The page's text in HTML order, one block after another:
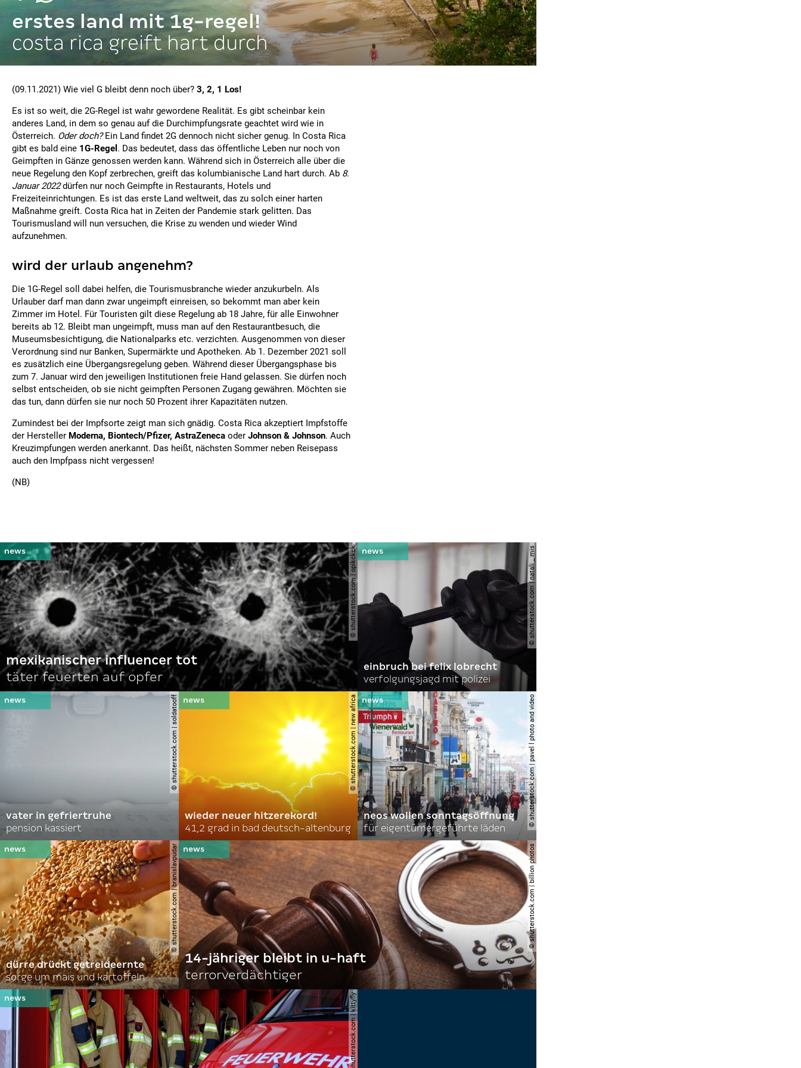
erstes land mit 1g-regel!
costa rica greift hart durch
(09.11.2021) Wie viel G bleibt denn noch über? 3, 2, 1 Los!
Es ist so weit, die 2G-Regel ist wahr gewordene Realität. Es gibt scheinbar kein
anderes Land, in dem so genau auf die Durchimpfungsrate geachtet wird wie in
Österreich. Oder doch?Ein Land findet 2G dennoch nicht sicher genug. In Costa Rica
gibt es bald eine 1G-Regel . Das bedeutet, dass das öffentliche Leben nur noch von
Geimpften in Gänze genossen werden kann. Während sich in Österreich alle über die
neue Regelung den Kopf zerbrechen, greift das kolumbianische Land hart durch. Ab 8.
Januar 2022dürfen nur noch Geimpfte in Restaurants, Hotels und
Freizeiteinrichtungen. Es ist das erste Land weltweit, das zu solch einer harten
Maßnahme greift. Costa Rica hat in Zeiten der Pandemie stark gelitten. Das
Tourismusland will nun versuchen, die Krise zu wenden und wieder Wind
aufzunehmen.
wird der urlaub angenehm?
Die 1G-Regel soll dabei helfen, die Tourismusbranche wieder anzukurbeln. Als
Urlauber darf man dann zwar ungeimpft einreisen, so bekommt man aber kein
Zimmer im Hotel. Für Touristen gilt diese Regelung ab 18 Jahre, für alle Einwohner
bereits ab 12. Bleibt man ungeimpft, muss man auf den Restaurantbesuch, die
Museumsbesichtigung, die Nationalparks etc. verzichten. Ausgenommen von dieser
Verordnung sind nur Banken, Supermärkte und Apotheken. Ab 1. Dezember 2021 soll
es zusätzlich eine Übergangsregelung geben. Während dieser Übergangsphase bis
zum 7. Januar wird den jeweiligen Institutionen freie Hand gelassen. Sie dürfen noch
selbst entscheiden, ob sie nicht geimpften Personen Zugang gewähren. Möchten sie
das tun, dann dürfen sie nur noch 50 Prozent ihrer Kapazitäten nutzen.
Zumindest bei der Impfsorte zeigt man sich gnädig. Costa Rica akzeptiert Impfstoffe
der Hersteller Moderna, Biontech/Pfizer, AstraZeneca oder Johnson & Johnson. Auch
Kreuzimpfungen werden anerkannt. Das heißt, nächsten Sommer neben Reisepass
auch den Impfpass nicht vergessen!
(NB)
© shutterstock.com | opikckck
mexikanischer influencer tot
täter feuerten auf opfer
© shutterstock.com | natali _ mis
einbruch bei felix lobrecht
verfolgungsjagd mit polizei
© shutterstock.com | soldatooff
vater in gefriertruhe
pension kassiert
© shutterstock.com | new africa
wieder neuer hitzerekord!
41,2 grad in bad deutsch-altenburg
© shutterstock.com | pavel l photo and video
neos wollen sonntagsöffnung
für eigentümergeführte läden
© shutterstock.com | branislavpudar
dürre drückt getreideernte
sorge um mais und kartoffeln
© shutterstock.com | billion photos
14-jähriger bleibt in u-haft
terrorverdächtiger
© shutterstock.com | kittyfly